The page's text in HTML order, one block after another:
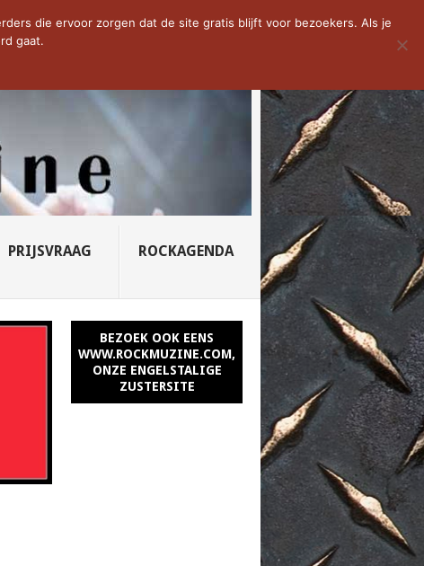
CD VAN DE WEEK: SLEEPING...
PRIJSVRAAG ROCKAGENDA
BEZOEK OOK EENS
WWW.ROCKMUZINE.COM,
ONZE ENGELSTALIGE
ZUSTERSITE
die ervoor zorgen dat de site gratis blijft voor bezoekers. Als je
gaat.